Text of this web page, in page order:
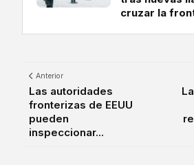
cruzar la
Anterior
Las autoridades
fronterizas de EEUU
pueden
inspeccionar...